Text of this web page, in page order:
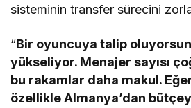
sisteminin transfer sürecini
“Bir oyuncuya talip
yükseliyor. Menajer sayısı
bu rakamlar daha makul.
özellikle Almanya’dan